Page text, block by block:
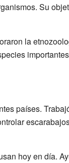
Su
la
países.
hoy en día.